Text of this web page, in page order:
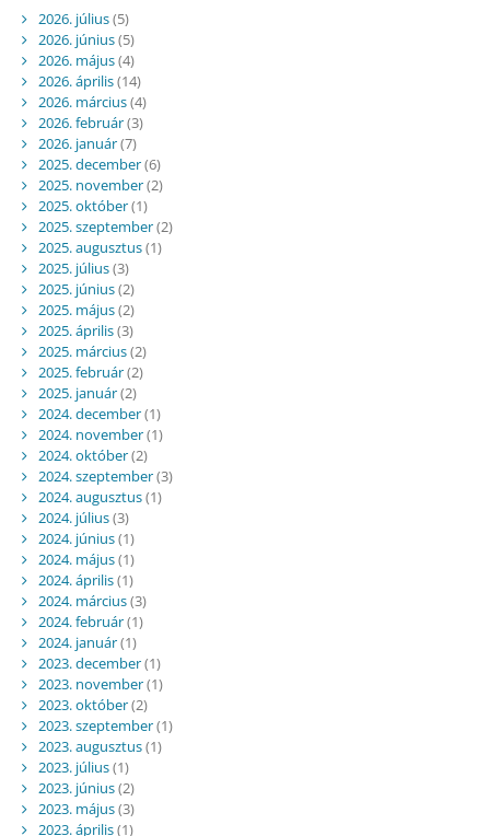
2026. július(5)
2026. június(5)
2026. május(4)
2026. április(14)
2026. március(4)
2026. február(3)
2026. január(7)
2025. december(6)
2025. november(2)
2025. október(1)
2025. szeptember(2)
2025. augusztus(1)
2025. július(3)
2025. június(2)
2025. május(2)
2025. április(3)
2025. március(2)
2025. február(2)
2025. január(2)
2024. december(1)
2024. november(1)
2024. október(2)
2024. szeptember(3)
2024. augusztus(1)
2024. július(3)
2024. június(1)
2024. május(1)
2024. április(1)
2024. március(3)
2024. február(1)
2024. január(1)
2023. december(1)
2023. november(1)
2023. október(2)
2023. szeptember(1)
2023. augusztus(1)
2023. július(1)
2023. június(2)
2023. május(3)
2023. április(1)